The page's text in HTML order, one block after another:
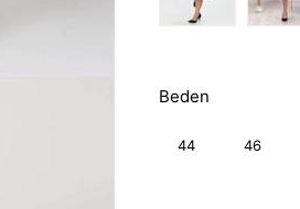
Beden
44 46